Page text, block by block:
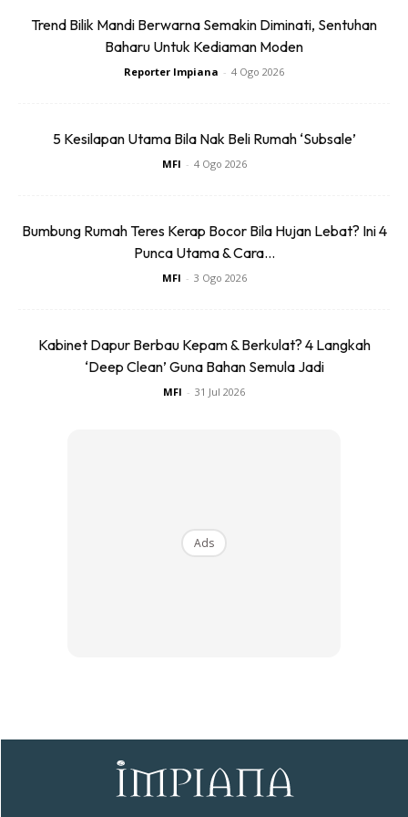
Cara guna:
Siram terus air rebusan atau teh kulit telur pada pangkal
tanaman. Lakukan aktiviti ini sekurang-kurangnya dua
Trend Bilik Mandi Berwarna Semakin Diminati, Sentuhan
Baharu Untuk Kediaman Moden
Reporter Impiana - 4 Ogo 2026
5 Kesilapan Utama Bila Nak Beli Rumah ‘Subsale’
MFI - 4 Ogo 2026
Bumbung Rumah Teres Kerap Bocor Bila Hujan Lebat? Ini 4
Punca Utama & Cara...
MFI - 3 Ogo 2026
Kabinet Dapur Berbau Kepam & Berkulat? 4 Langkah
‘Deep Clean’ Guna Bahan Semula Jadi
MFI - 31 Jul 2026
Ads